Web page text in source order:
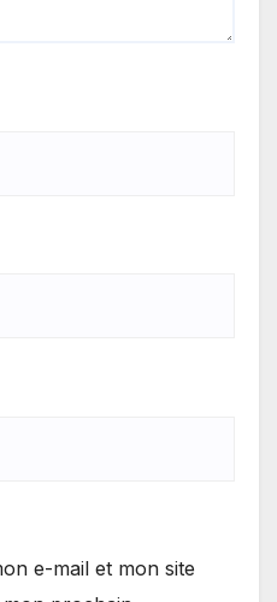
e-mail et mon site